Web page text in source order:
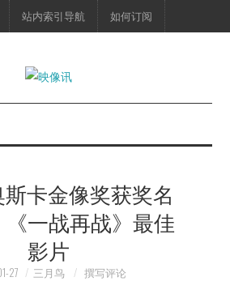
站内索引导航 如何订阅
斯卡金像奖获奖名
一战再战》最佳
影片
27 三月鸟 撰写评论